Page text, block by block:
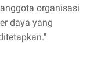
organisasi
daya yang